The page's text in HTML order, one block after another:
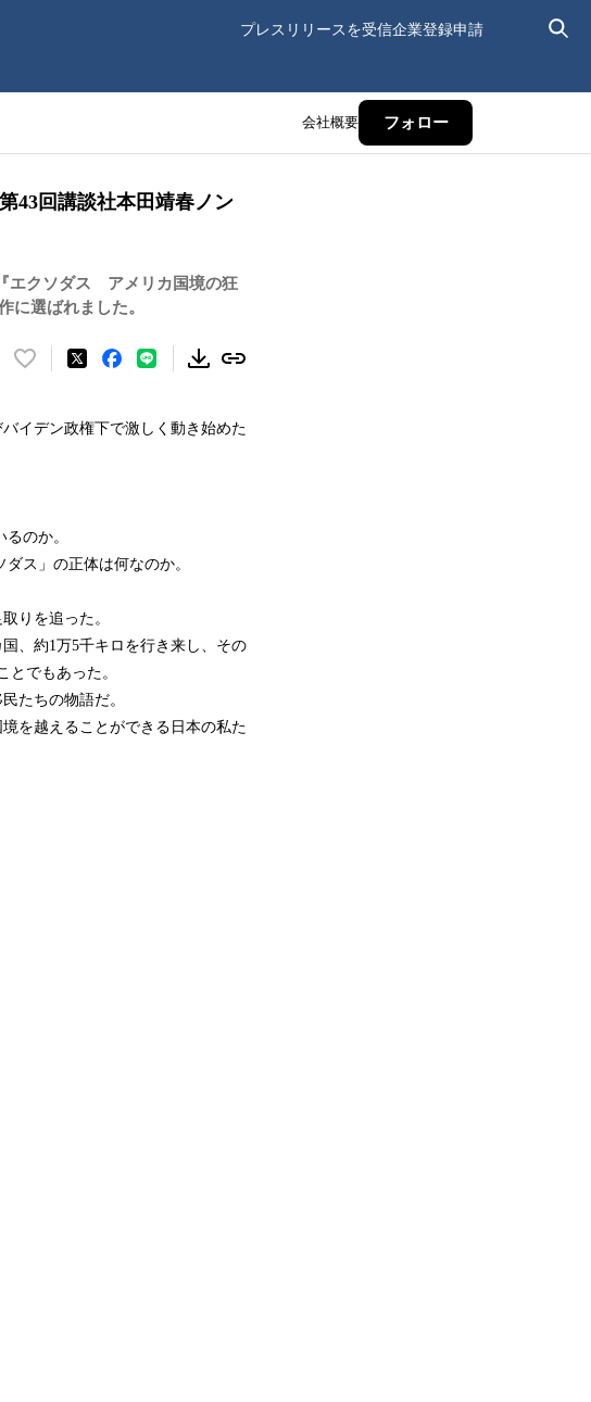
プレスリリースを受信企業登録申請
会社概要 フォロー
43回講談社本田靖春ノン
エクソダス アメリカ国境の狂
選ばれました。
い
！
み
み
で
す
イデン政権下で激しく動き始めた
のか。
ス」の正体は何なのか。
りを追った。
、約1万5千キロを行き来し、その
でもあった。
たちの物語だ。
を越えることができる日本の私た